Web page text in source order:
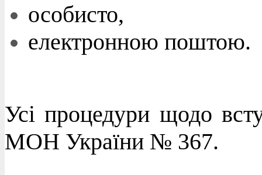
особисто,
електронною поштою.
Усі процедури щодо
МОН України № 367.